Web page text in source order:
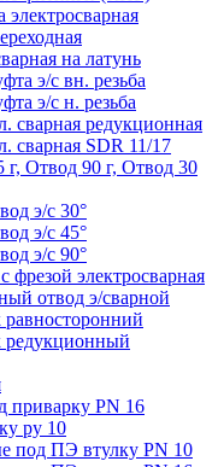
электросварная
на латунь
э/с вн. резьба
э/с н. резьба
cварная редукционная
сварная SDR 11/17
г, Отвод 90 г, Отвод 30
э/с 30°
э/с 45°
э/с 90°
фрезой электросварная
отвод э/сварной
редукционный
приварку PN 16
ру 10
под ПЭ втулку PN 10